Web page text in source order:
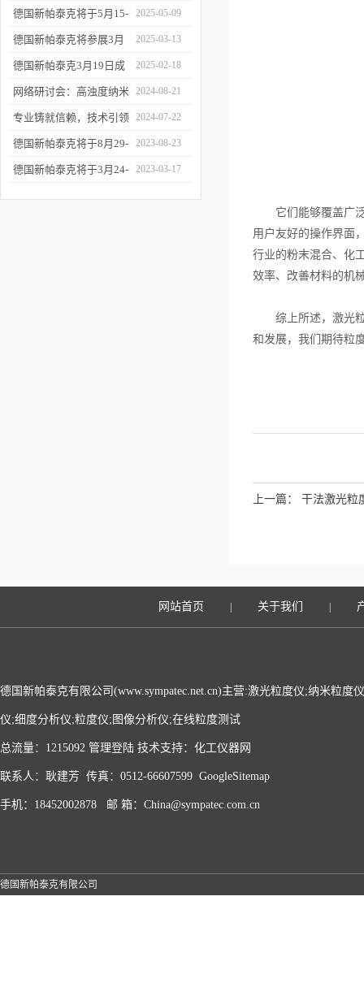
赴CIBF2026
入制剂前沿，共探技术创
新之路
德国新帕泰克将于5月15-
17日参加深圳CIBF电池
展
2025-05-09
德国新帕泰克将参展3月
20-21日成都CPI制药工业
大会
2025-03-13
德国新帕泰克3月19日成
都粒度与粒形分析研讨会
诚邀参与
2025-02-18
网络研讨会：高浊度纳米
颗粒分散体系中的粒度分
析
2024-08-21
专业铸就信赖，技术引领
未来——新帕泰克中国20
周年
2024-07-22
德国新帕泰克将于8月29-
31日参加Formnext 2023
2023-08-23
德国新帕泰克将于3月24- 2023-03-17
它们能够覆盖广泛
用户友好的操作界面
行业的粉末混合、化
效率、改善材料的机
综上所述，激光粒
和发展，我们期待粒
上一篇： 干法激光粒
网站首页 关于我们
德国新帕泰克有限公司(www.sympatec.net.cn)主营:激光粒度仪;纳米粒度
仪;细度分析仪;粒度仪;图像分析仪;在线粒度测试
总流量：1215092 管理登陆 技术支持： 化工仪器网
联系人：耿建芳 传真：0512-66607599 GoogleSitemap
手机：18452002878 邮 箱：China@sympatec.com.cn
德国新帕泰克有限公司